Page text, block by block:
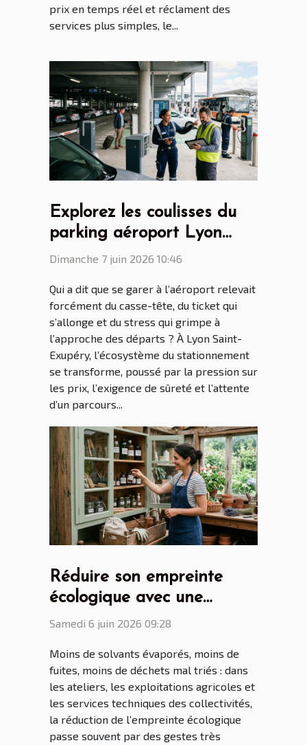
prix en temps réel et réclament des
services plus simples, le...
Explorez les coulisses du
parking aéroport Lyon
Saint Ex entre innovations
Dimanche 7 juin 2026 10:46
Qui a dit que se garer à l’aéroport relevait
forcément du casse-tête, du ticket qui
s’allonge et du stress qui grimpe à
l’approche des départs ? À Lyon Saint-
Exupéry, l’écosystème du stationnement
se transforme, poussé par la pression sur
les prix, l’exigence de sûreté et l’attente
d’un parcours...
Réduire son empreinte
écologique avec une
armoire phytosanitaire
Samedi 6 juin 2026 09:28
Moins de solvants évaporés, moins de
fuites, moins de déchets mal triés : dans
les ateliers, les exploitations agricoles et
les services techniques des collectivités,
la réduction de l’empreinte écologique
passe souvent par des gestes très